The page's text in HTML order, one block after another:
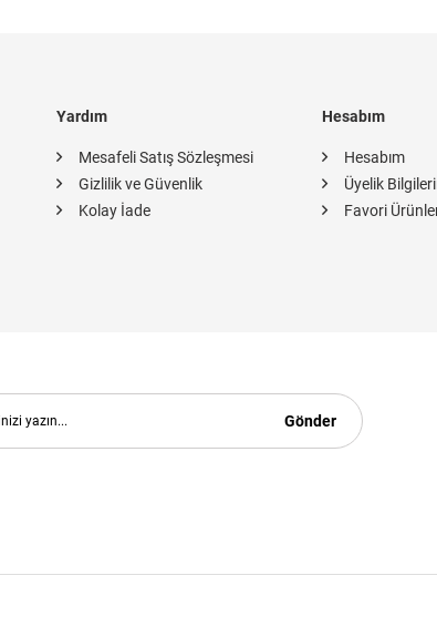
Yardım
Mesafeli Satış Sözleşmesi
Gizlilik ve Güvenlik
Kolay İade
Hesabım
Hesabım
Üyelik
Favori
Gönder